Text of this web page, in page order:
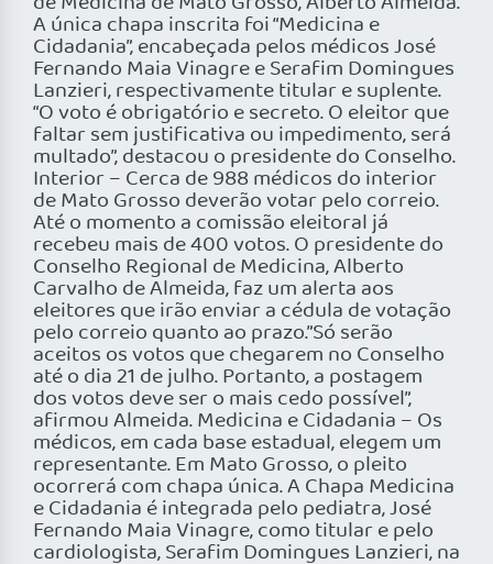
A única chapa inscrita foi “Medicina e
Cidadania”, encabeçada pelos médicos José
Fernando Maia Vinagre e Serafim Domingues
Lanzieri, respectivamente titular e suplente.
“O voto é obrigatório e secreto. O eleitor que
faltar sem justificativa ou impedimento, será
multado”, destacou o presidente do Conselho.
Interior – Cerca de 988 médicos do interior
de Mato Grosso deverão votar pelo correio.
Até o momento a comissão eleitoral já
recebeu mais de 400 votos. O presidente do
Conselho Regional de Medicina, Alberto
Carvalho de Almeida, faz um alerta aos
eleitores que irão enviar a cédula de votação
pelo correio quanto ao prazo.”Só serão
aceitos os votos que chegarem no Conselho
até o dia 21 de julho. Portanto, a postagem
dos votos deve ser o mais cedo possível”,
afirmou Almeida. Medicina e Cidadania – Os
médicos, em cada base estadual, elegem um
representante. Em Mato Grosso, o pleito
ocorrerá com chapa única. A Chapa Medicina
e Cidadania é integrada pelo pediatra, José
Fernando Maia Vinagre, como titular e pelo
cardiologista, Serafim Domingues Lanzieri, na